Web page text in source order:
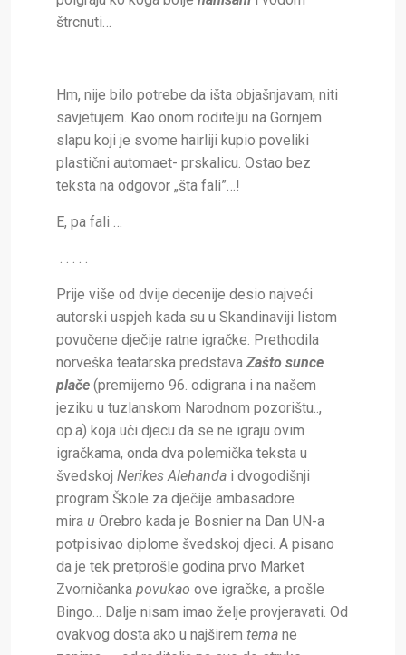
štrcnuti…
Hm, nije bilo potrebe da išta objašnjavam, niti
savjetujem. Kao onom roditelju na Gornjem
slapu koji je svome hairliji kupio poveliki
plastični automaet- prskalicu. Ostao bez
teksta na odgovor „šta fali”…!
E, pa fali …
Prije više od dvije decenije desio najveći
autorski uspjeh kada su u Skandinaviji listom
povučene dječije ratne igračke. Prethodila
norveška teatarska predstava Zašto sunce
plače (premijerno 96. odigrana i na našem
jeziku u tuzlanskom Narodnom pozorištu..,
op.a) koja uči djecu da se ne igraju ovim
igračkama, onda dva polemička teksta u
švedskoj Nerikes Alehanda i dvogodišnji
program Škole za dječije ambasadore
mira u Örebro kada je Bosnier na Dan UN-a
potpisivao diplome švedskoj djeci. A pisano
da je tek pretprošle godina prvo Market
Zvorničanka povukao ove igračke, a prošle
Bingo… Dalje nisam imao želje provjeravati. Od
ovakvog dosta ako u najširem tema ne